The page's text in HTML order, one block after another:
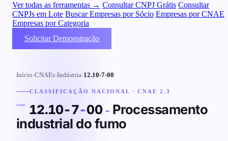
Ver todas as ferramentas → Consultar CNPJ Grátis Consultar
CNPJs em Lote Buscar Empresas por Sócio Empresas por CNAE
Empresas por Categoria
Solicitar Demonstração
Início›CNAEs›Indústria›12.10-7-00
CLASSIFICAÇÃO NACIONAL · CNAE 2.3
CNAE 12.10-7-00- Processamento
industrial do fumo